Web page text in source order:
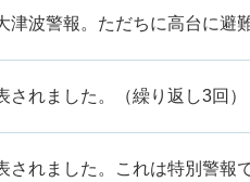
津波警報。ただちに高台に避
されました。（繰り返し3回）
されました。これは特別警報